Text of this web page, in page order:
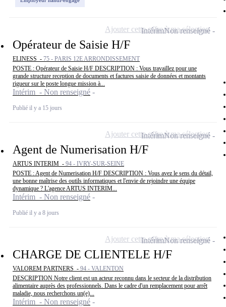
Opérateur de Saisie H/F
ELINESS - 75 - PARIS 12E ARRONDISSEMENT
POSTE : Opérateur de Saisie H/F DESCRIPTION : Vous travaillez pour une
grande structure reception de documents et factures saisie de données et montants
rigueur sur le poste longue mission à...
Intérim - Non renseigné
Publié il y a 15 jours
IntérimNon renseigné
Ajouter cette offre à ma sélection
Agent de Numerisation H/F
ARTUS INTERIM - 94 - IVRY-SUR-SEINE
POSTE : Agent de Numerisation H/F DESCRIPTION : Vous avez le sens du détail,
une bonne maîtrise des outils informatiques et l'envie de rejoindre une équipe
dynamique ? L'agence ARTUS INTERIM...
Intérim - Non renseigné
Publié il y a 8 jours
IntérimNon renseigné
Ajouter cette offre à ma sélection
CHARGE DE CLIENTELE H/F
VALOREM PARTNERS - 94 - VALENTON
DESCRIPTION Notre client est un acteur reconnu dans le secteur de la distribution
alimentaire auprès des professionnels. Dans le cadre d'un remplacement pour arrêt
maladie, nous recherchons un(e)...
Intérim - Non renseigné
IntérimNon renseigné
Ajouter cette offre à ma sélection